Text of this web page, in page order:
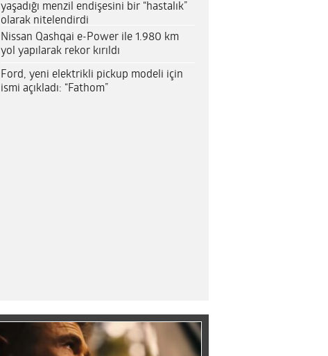
yaşadığı menzil endişesini bir “hastalık”
olarak nitelendirdi
Nissan Qashqai e-Power ile 1.980 km
yol yapılarak rekor kırıldı
Ford, yeni elektrikli pickup modeli için
ismi açıkladı: “Fathom”